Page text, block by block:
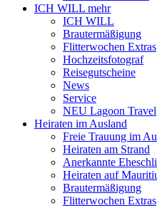
ICH WILL mehr
ICH WILL
Brautermäßigung
Flitterwochen Extras
Hochzeitsfotograf
Reisegutscheine
News
Service
NEU Lagoon Travel
Heiraten im Ausland
Freie Trauung im
Heiraten am Strand
Anerkannte
Heiraten auf
Brautermäßigung
Flitterwochen Extras